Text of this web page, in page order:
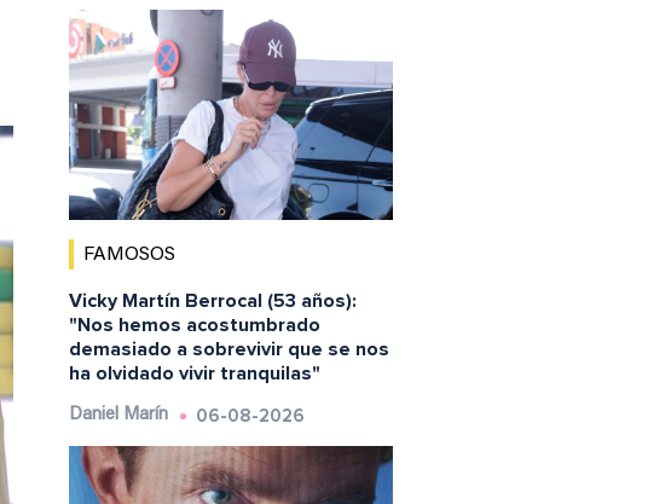
FAMOSOS
Vicky Martín Berrocal (53 años):
"Nos hemos acostumbrado
demasiado a sobrevivir que se nos
ha olvidado vivir tranquilas"
Daniel Marín 06-08-2026